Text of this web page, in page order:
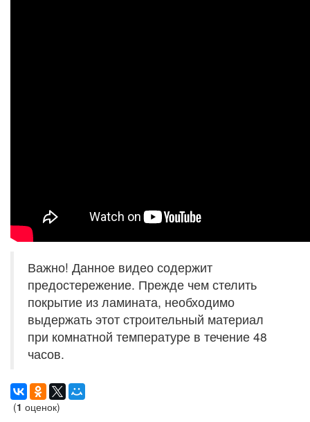
Важно! Данное видео содержит
предостережение. Прежде чем стелить
покрытие из ламината, необходимо
выдержать этот строительный материал
при комнатной температуре в течение 48
часов.
(1 оценок)